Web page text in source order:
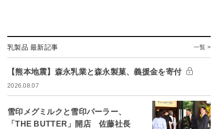
乳製品 最新記事 一覧 >
【熊本地震】森永乳業と森永製菓、義援金を寄付
2026.08.07
雪印メグミルクと雪印パーラー、
「THE BUTTER」開店 佐藤社長